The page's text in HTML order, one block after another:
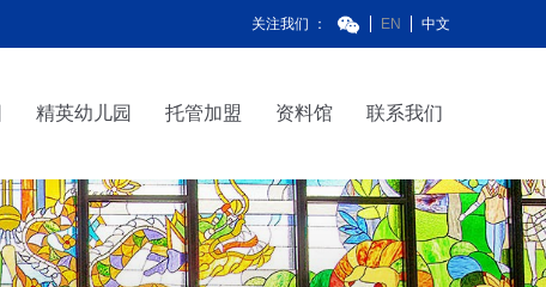
关注我们 ： EN 中文
精英幼儿园 托管加盟 资料馆 联系我们